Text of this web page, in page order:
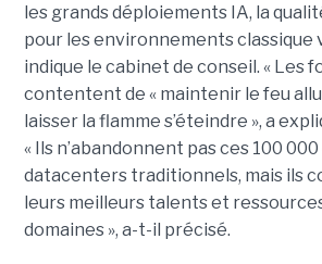
les grands déploiements IA, la
pour les environnements classique
indique le cabinet de conseil. « Les
contentent de « maintenir le feu
laisser la flamme s’éteindre », a
« Ils n’abandonnent pas ces 100
datacenters traditionnels, mais ils
leurs meilleurs talents et
domaines », a-t-il précisé.